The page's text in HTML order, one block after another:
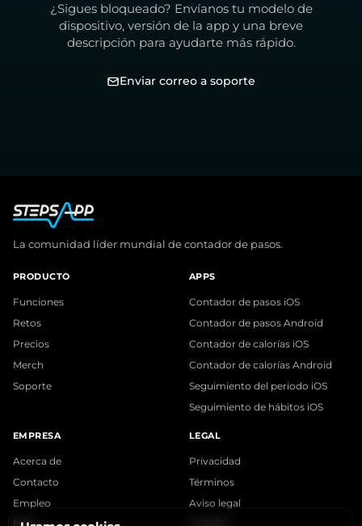
¿Sigues bloqueado? Envíanos tu modelo de
dispositivo, versión de la app y una breve
descripción para ayudarte más rápido.
Enviar correo a soporte
La comunidad líder mundial de contador de pasos.
PRODUCTO
Funciones
Retos
Precios
Merch
Soporte
APPS
Contador de pasos iOS
Contador de pasos Android
Contador de calorías iOS
Contador de calorías Android
Seguimiento del periodo iOS
Seguimiento de hábitos iOS
EMPRESA
Acerca de
Contacto
Empleo
LEGAL
Privacidad
Términos
Aviso legal